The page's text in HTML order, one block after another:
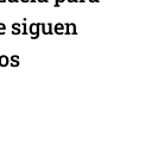
siguen